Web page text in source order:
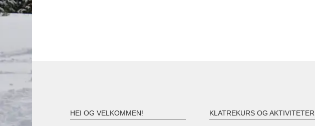
HEI OG VELKOMMEN! KLATREKURS OG AKTIVITETER